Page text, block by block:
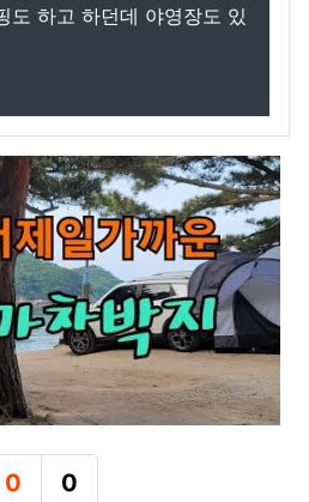
도 하고 하던데 야영장도 있
0
0